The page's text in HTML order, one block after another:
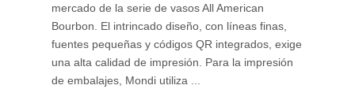
mercado de la serie de vasos All American
Bourbon. El intrincado diseño, con líneas finas,
fuentes pequeñas y códigos QR integrados, exige
una alta calidad de impresión. Para la impresión
de embalajes, Mondi utiliza ...